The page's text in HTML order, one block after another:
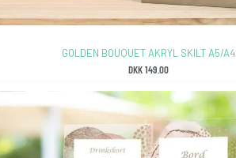
GOLDEN BOUQUET AKRYL SKILT A5/A4
DKK149.00